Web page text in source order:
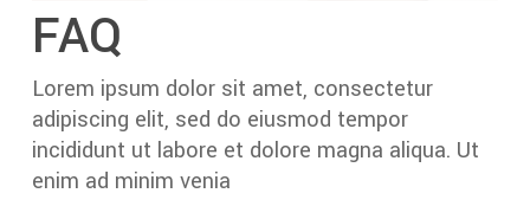
FAQ
Lorem ipsum dolor sit amet, consectetur
adipiscing elit, sed do eiusmod tempor
incididunt ut labore et dolore magna aliqua. Ut
enim ad minim venia